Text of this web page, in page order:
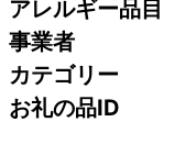
アレルギー品目
事業者
カテゴリー
お礼の品ID